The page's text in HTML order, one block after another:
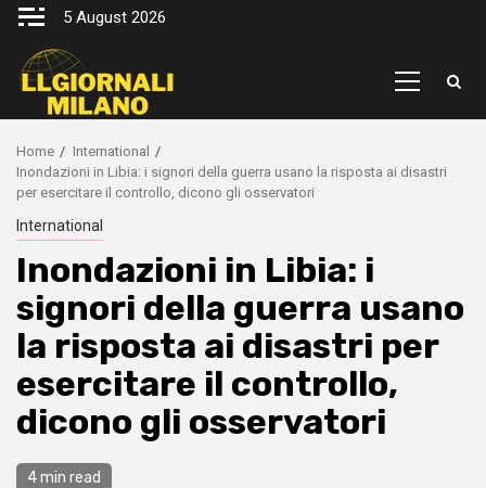
Skip
content
5 August 2026
Primary
Home
International
Inondazioni in Libia: i signori della guerra usano la risposta ai disastri
per esercitare il controllo, dicono gli osservatori
International
Inondazioni in Libia: i
signori della guerra usano
la risposta ai disastri per
esercitare il controllo,
dicono gli osservatori
4 min read